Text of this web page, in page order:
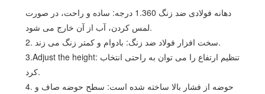
دهانه فولادی ضد زنگ 1.360 درجه: ساده و راحت، در صورت
لمس کردن، آب از آن خارج می شود.
2. سخت افزار فولاد ضد زنگ: بادوام و کمتر زنگ می زند.
3.Adjust the height: تنظیم ارتفاع را می توان به راحتی انتخاب
کرد.
4. حوضه از فشار بالا ساخته شده است: سطح حوضه صاف و